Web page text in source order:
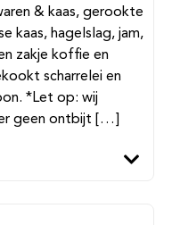
& kaas, gerookte
kaas, hagelslag, jam,
zakje koffie en
scharrelei en
*Let op: wij
geen ontbijt […]